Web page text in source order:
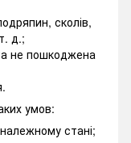
сколів,
д.;
не пошкоджена
умов:
стані;